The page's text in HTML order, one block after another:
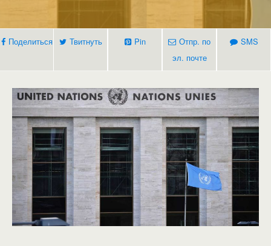
Поделиться Твитнуть Pin
Отпр. по
эл. почте
SMS